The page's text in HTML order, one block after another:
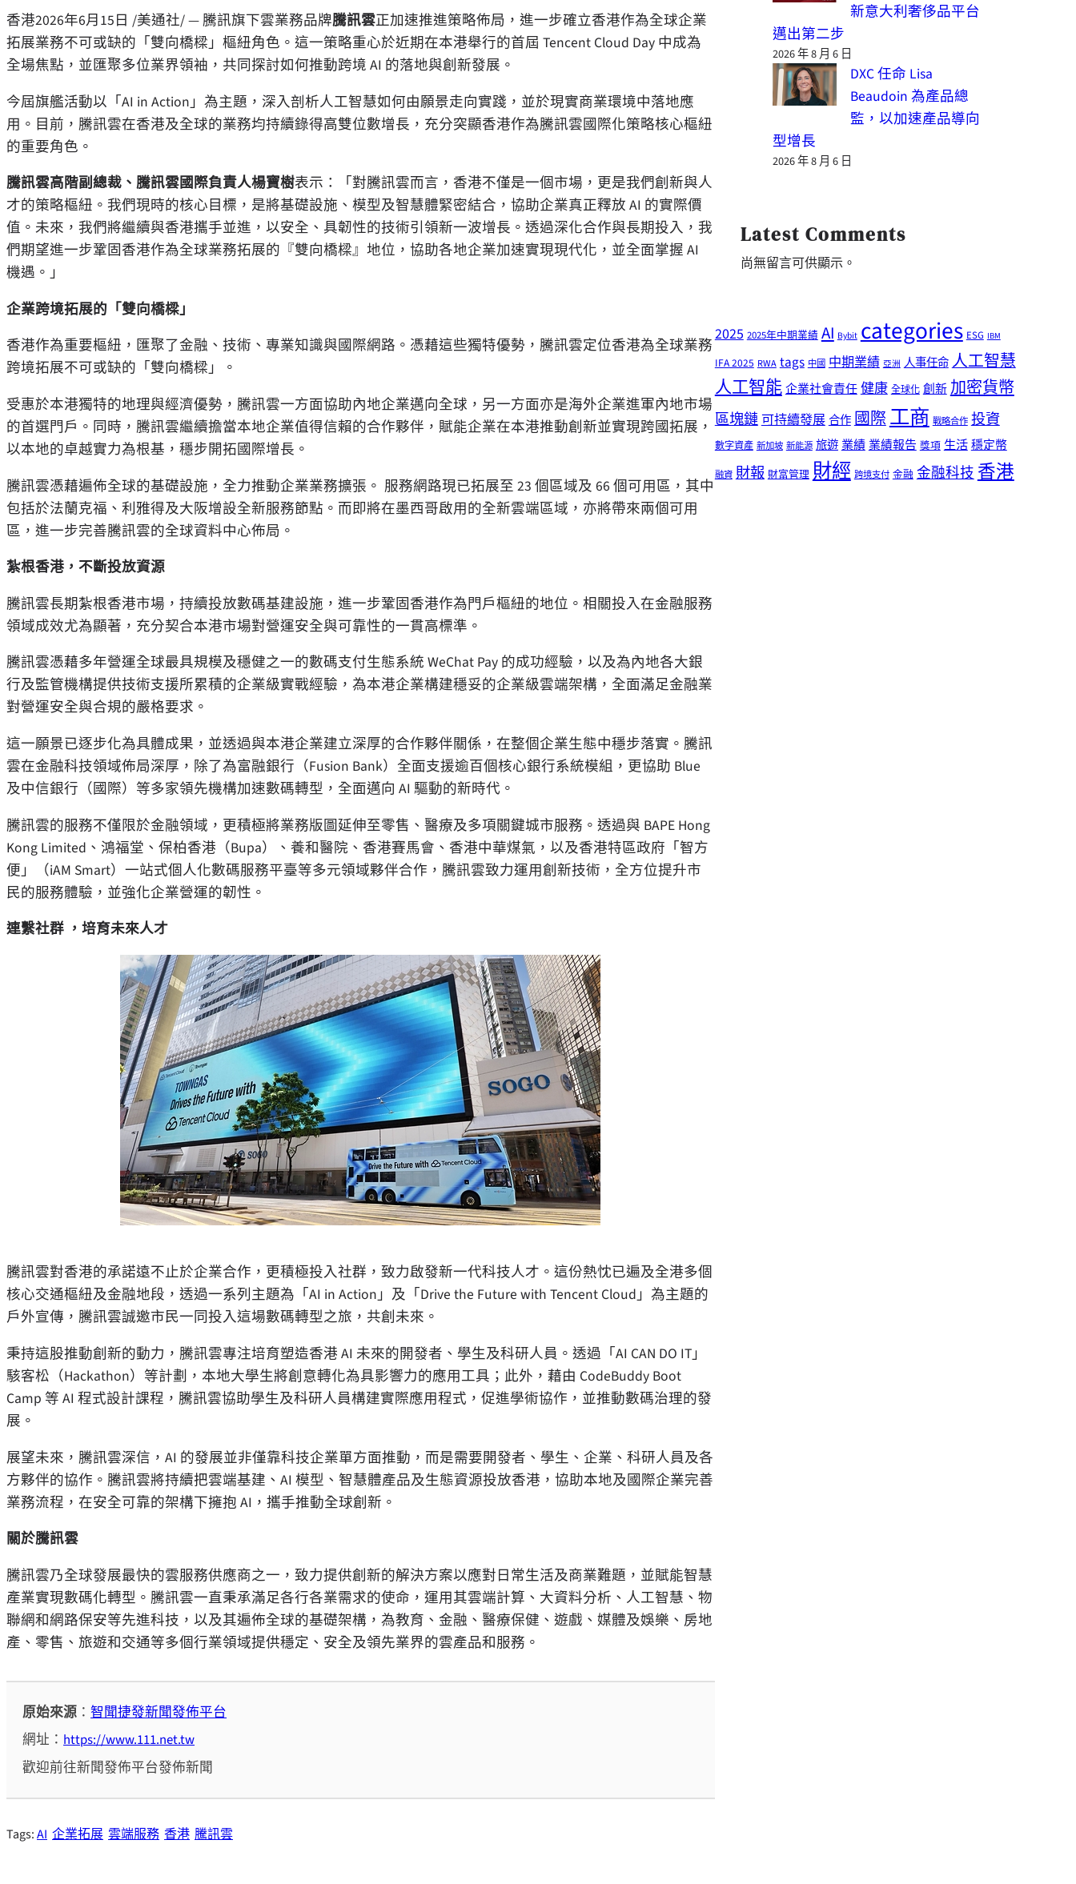
香港2026年6月15日 /美通社/ — 騰訊旗下雲業務品牌騰訊雲正加速推進策略佈局，進一步確立香港作為全球企業
拓展業務不可或缺的「雙向橋樑」樞紐角色。這一策略重心於近期在本港舉行的首屆 Tencent Cloud Day 中成為
全場焦點，並匯聚多位業界領袖，共同探討如何推動跨境 AI 的落地與創新發展。
今屆旗艦活動以「AI in Action」為主題，深入剖析人工智慧如何由願景走向實踐，並於現實商業環境中落地應
用。目前，騰訊雲在香港及全球的業務均持續錄得高雙位數增長，充分突顯香港作為騰訊雲國際化策略核心樞紐
的重要角色。
騰訊雲高階副總裁、騰訊雲國際負責人楊寶樹表示：「對騰訊雲而言，香港不僅是一個市場，更是我們創新與人
才的策略樞紐。我們現時的核心目標，是將基礎設施、模型及智慧體緊密結合，協助企業真正釋放 AI 的實際價
值。未來，我們將繼續與香港攜手並進，以安全、具韌性的技術引領新一波增長。透過深化合作與長期投入，我
們期望進一步鞏固香港作為全球業務拓展的『雙向橋樑』地位，協助各地企業加速實現現代化，並全面掌握 AI
機遇。」
企業跨境拓展的「雙向橋樑」
香港作為重要樞紐，匯聚了金融、技術、專業知識與國際網路。憑藉這些獨特優勢，騰訊雲定位香港為全球業務
跨境拓展不可或缺的「雙向橋樑」。
受惠於本港獨特的地理與經濟優勢，騰訊雲一方面協助內地企業邁向全球，另一方面亦是海外企業進軍內地市場
的首選門戶。同時，騰訊雲繼續擔當本地企業值得信賴的合作夥伴，賦能企業在本港推動創新並實現跨國拓展，
以本地的卓越實力為根基，穩步開拓國際增長。
騰訊雲憑藉遍佈全球的基礎設施，全力推動企業業務擴張。 服務網路現已拓展至 23 個區域及 66 個可用區，其中
包括於法蘭克福、利雅得及大阪增設全新服務節點。而即將在墨西哥啟用的全新雲端區域，亦將帶來兩個可用
區，進一步完善騰訊雲的全球資料中心佈局。
紮根香港，不斷投放資源
騰訊雲長期紮根香港市場，持續投放數碼基建設施，進一步鞏固香港作為門戶樞紐的地位。相關投入在金融服務
領域成效尤為顯著，充分契合本港市場對營運安全與可靠性的一貫高標準。
騰訊雲憑藉多年營運全球最具規模及穩健之一的數碼支付生態系統 WeChat Pay 的成功經驗，以及為內地各大銀
行及監管機構提供技術支援所累積的企業級實戰經驗，為本港企業構建穩妥的企業級雲端架構，全面滿足金融業
對營運安全與合規的嚴格要求。
這一願景已逐步化為具體成果，並透過與本港企業建立深厚的合作夥伴關係，在整個企業生態中穩步落實。騰訊
雲在金融科技領域佈局深厚，除了為富融銀行（Fusion Bank）全面支援逾百個核心銀行系統模組，更協助 Blue
及中信銀行（國際）等多家領先機構加速數碼轉型，全面邁向 AI 驅動的新時代。
騰訊雲的服務不僅限於金融領域，更積極將業務版圖延伸至零售、醫療及多項關鍵城市服務。透過與 BAPE Hong
Kong Limited、鴻福堂、保柏香港（Bupa）、養和醫院、香港賽馬會、香港中華煤氣，以及香港特區政府「智方
便」（iAM Smart）一站式個人化數碼服務平臺等多元領域夥伴合作，騰訊雲致力運用創新技術，全方位提升市
民的服務體驗，並強化企業營運的韌性。
連繫社群 ， 培育未來人才
騰訊雲對香港的承諾遠不止於企業合作，更積極投入社群，致力啟發新一代科技人才。這份熱忱已遍及全港多個
核心交通樞紐及金融地段，透過一系列主題為「AI in Action」及「Drive the Future with Tencent Cloud」為主題的
戶外宣傳，騰訊雲誠邀市民一同投入這場數碼轉型之旅，共創未來。
秉持這股推動創新的動力，騰訊雲專注培育塑造香港 AI 未來的開發者、學生及科研人員。透過「AI CAN DO IT」
駭客松（Hackathon）等計劃，本地大學生將創意轉化為具影響力的應用工具；此外，藉由 CodeBuddy Boot
Camp 等 AI 程式設計課程，騰訊雲協助學生及科研人員構建實際應用程式，促進學術協作，並推動數碼治理的發
展。
展望未來，騰訊雲深信，AI 的發展並非僅靠科技企業單方面推動，而是需要開發者、學生、企業、科研人員及各
方夥伴的協作。騰訊雲將持續把雲端基建、AI 模型、智慧體產品及生態資源投放香港，協助本地及國際企業完善
業務流程，在安全可靠的架構下擁抱 AI，攜手推動全球創新。
關於騰訊雲
騰訊雲乃全球發展最快的雲服務供應商之一，致力提供創新的解決方案以應對日常生活及商業難題，並賦能智慧
產業實現數碼化轉型。騰訊雲一直秉承滿足各行各業需求的使命，運用其雲端計算、大資料分析、人工智慧、物
聯網和網路保安等先進科技，以及其遍佈全球的基礎架構，為教育、金融、醫療保健、遊戲、媒體及娛樂、房地
產、零售、旅遊和交通等多個行業領域提供穩定、安全及領先業界的雲產品和服務。
原始來源 ：智聞捷發新聞發佈平台
網址：https://www.111.net.tw
歡迎前往新聞發佈平台發佈新聞
Tags:AI 企業拓展 雲端服務 香港 騰訊雲
新意大利奢侈品平台
邁出第二步
2026 年 8 月 6 日
DXC 任命 Lisa
Beaudoin 為產品總
監，以加速產品導向
型增長
2026 年 8 月 6 日
Latest Comments
尚無留言可供顯示。
2025 2025年中期業績 AI Bybit categories ESG IBM
IFA 2025 RWA tags 中國 中期業績 亞洲 人事任命人工智慧
人工智能企業社會責任健康 全球化 創新 加密貨幣
區塊鏈可持續發展合作國際工商 戰略合作 投資
數字資產 新加坡 新能源 旅遊業績業績報告 獎項 生活穩定幣
融資 財報 財富管理 財經 跨境支付 金融 金融科技香港